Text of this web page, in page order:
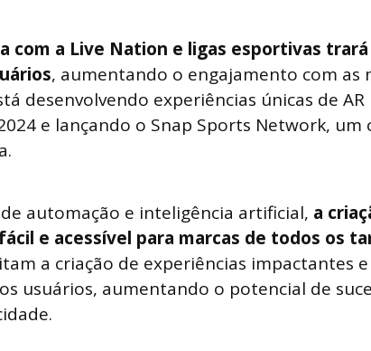
com a Live Nation e ligas esportivas
, aumentando o engajamento com as
desenvolvendo experiências únicas de AR
e lançando o Snap Sports Network, um
automação e inteligência artificial, a
e acessível para marcas de todos os
a criação de experiências impactantes e
usuários, aumentando o potencial de